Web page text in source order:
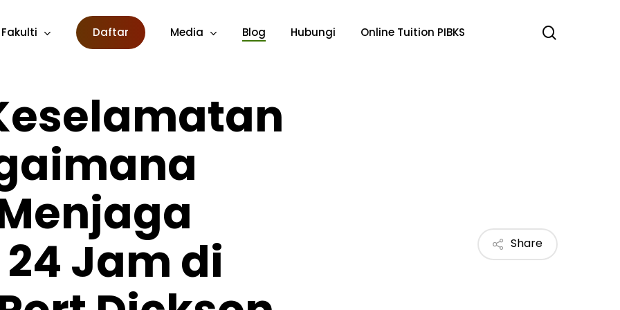
Fakulti Daftar Media Blog Hubungi Online Tuition PIBKS
Jam di
Share